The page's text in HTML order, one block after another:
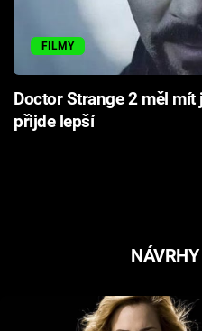
FILMY
Doctor Strange 2 měl
přijde lepší